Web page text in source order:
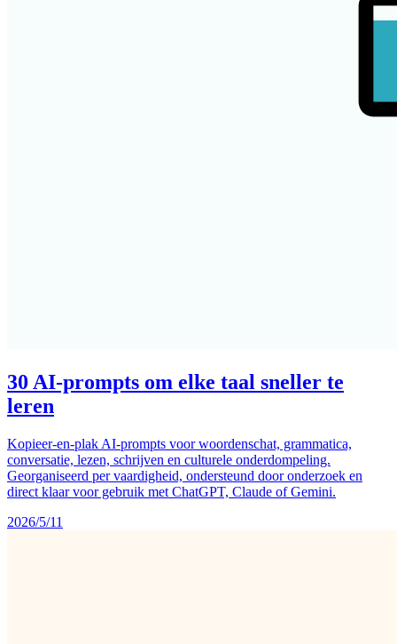
30 AI-prompts om elke taal sneller te
leren
Kopieer-en-plak AI-prompts voor woordenschat, grammatica,
conversatie, lezen, schrijven en culturele onderdompeling.
Georganiseerd per vaardigheid, ondersteund door onderzoek en
direct klaar voor gebruik met ChatGPT, Claude of Gemini.
2026/5/11